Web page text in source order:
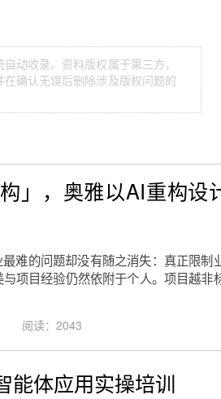
动收录。资料版权属于第三方，
确认无误后删除涉及版权问题的
」，奥雅以AI重构设
难的问题却没有随之消失：真正限制
项目经验仍然依附于个人。项目越非
阅读：2043
能体应用实操培训